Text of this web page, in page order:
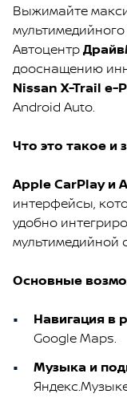
Выжимайте
Автоцентр
дооснащению
Nissan X-Trail e-
Android Auto.
Что это такое и
Apple CarPlay и
интерфейсы,
удобно
мультимедийной
Основные
Навигация в
Google Maps.
Музыка и